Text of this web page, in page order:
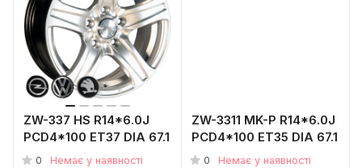
ZW-337 HS R14*6.0J
PCD4*100 ET37 DIA 67.1
0
Немає у наявності
ZW-3311 MK-P R14*6.0J
PCD4*100 ET35 DIA 67.1
0
Немає у наявності